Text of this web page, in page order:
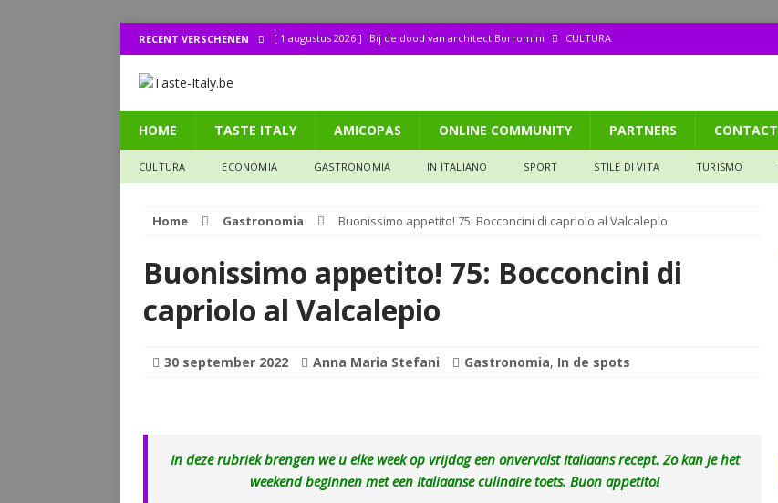
RECENT VERSCHENEN [ 1 augustus 2026 ] Bij de dood van architect Borromini CULTURA
[ 30 juli 2026 ] Lombo (11): de ruïne die mijn hart veroverde IN DE SPOTS
[ 27 juli 2026 ] Legendes uit het Valtellina (106): De Donna selvatica en de Steen van vruchtbaarheid
HOME TASTE ITALY AMICOPAS ONLINE COMMUNITY PARTNERS CONTACT
CULTURA ECONOMIA GASTRONOMIA IN ITALIANO SPORT STILE DI VITA TURISMO
Home Gastronomia Buonissimo appetito! 75: Bocconcini di capriolo al Valcalepio
Buonissimo appetito! 75: Bocconcini di
capriolo al Valcalepio
30 september 2022 Anna Maria Stefani Gastronomia, In de spots
In deze rubriek brengen we u elke week op vrijdag een onvervalst Italiaans recept. Zo kan je het
weekend beginnen met een Italiaanse culinaire toets. Buon appetito!